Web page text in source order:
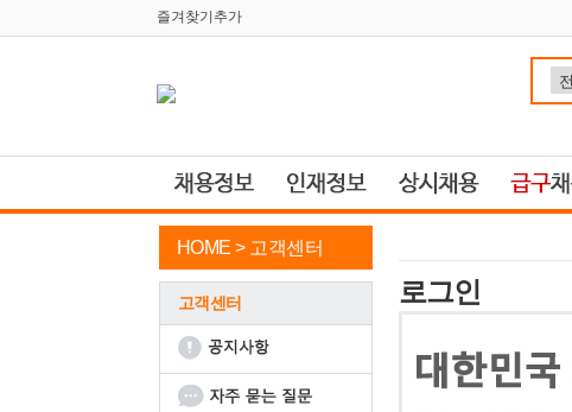
즐겨찾기추가
HOME > 고객센터
고객센터 로그인